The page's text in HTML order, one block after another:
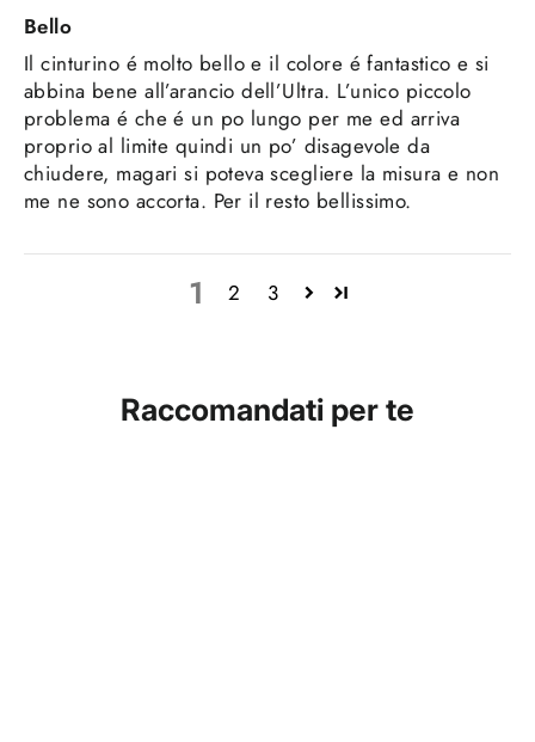
Bello
Il cinturino é molto bello e il colore é fantastico e si
abbina bene all’arancio dell’Ultra. L’unico piccolo
problema é che é un po lungo per me ed arriva
proprio al limite quindi un po’ disagevole da
chiudere, magari si poteva scegliere la misura e non
me ne sono accorta. Per il resto bellissimo.
1 2 3
Raccomandati per te